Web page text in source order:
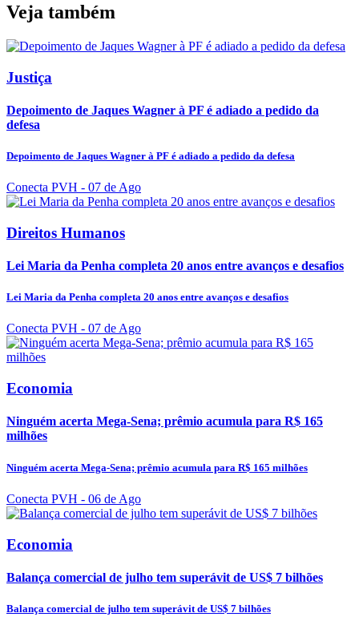
Veja também
Justiça
Depoimento de Jaques Wagner à PF é adiado a pedido da
defesa
Depoimento de Jaques Wagner à PF é adiado a pedido da defesa
Conecta PVH - 07 de Ago
Direitos Humanos
Lei Maria da Penha completa 20 anos entre avanços e desafios
Lei Maria da Penha completa 20 anos entre avanços e desafios
Conecta PVH - 07 de Ago
Economia
Ninguém acerta Mega-Sena; prêmio acumula para R$ 165
milhões
Ninguém acerta Mega-Sena; prêmio acumula para R$ 165 milhões
Conecta PVH - 06 de Ago
Economia
Balança comercial de julho tem superávit de US$ 7 bilhões
Balança comercial de julho tem superávit de US$ 7 bilhões